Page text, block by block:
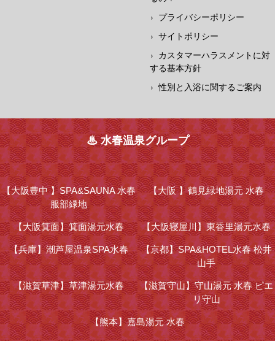
プライバシーポリシー
サイトポリシー
カスタマーハラスメントに対
する基本方針
性別と入浴に関するご案内
♨ 水春温泉グループ
【大阪豊中 】SPA&SAUNA 水春
服部緑地
【大阪 】鶴見緑地湯元 水春
【大阪箕面】箕面湯元水春 【大阪寝屋川】東香里湯元水春
【兵庫】潮芦屋温泉SPA水春 【京都】SPA&HOTEL水春 松井
山手
【滋賀草津】草津湯元水春 【滋賀守山】守山湯元 水春 ピエ
リ守山
【熊本】嘉島湯元 水春